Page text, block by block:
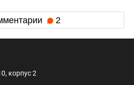
2
корпус 2